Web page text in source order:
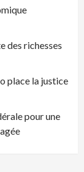
des richesses
place la justice
pour une